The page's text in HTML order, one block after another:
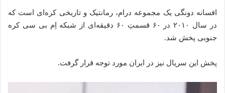
افسانه دونگی یک مجموعه درام، رمانتیک و تاریخی کره‌ای است که
در سال ۲۰۱۰ در ۶۰ قسمتِ ۶۰ دقیقه‌ای از شبکه اِم‌ بی‌ سی کره
جنوبی پخش شد.
پخش این سریال نیز در ایران مورد توجه قرار گرفت.